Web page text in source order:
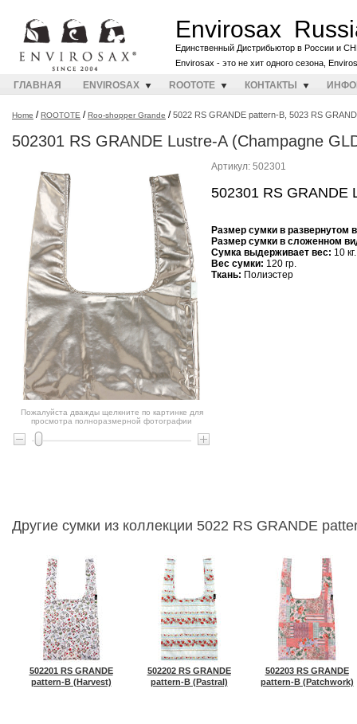
Envirosax
Единственный Дистрибьютор в России и
Envirosax - это не хит одного сезона,
ГЛАВНАЯ ENVIROSAX ROOTOTE КОНТАКТЫ
Home /ROOTOTE /Roo-shopper Grande /5022 RS GRANDE pattern-B, 5023 RS
502301 RS GRANDE Lustre-A (Champagne
Пожалуйста дважды щелкните по картинке для
просмотра полноразмерной фотографии
Артикул: 502301
502301 RS GRANDE
Размер сумки в развернутом
Размер сумки в сложенном
Cумка выдерживает вес: 10 кг.
Вес сумки: 120 гр.
Ткань: Полиэстер
Другие сумки из коллекции 5022 RS GRANDE
502201 RS GRANDE
pattern-B (Harvest)
502202 RS GRANDE
pattern-B (Pastral)
502203 RS GRANDE
pattern-B (Patchwork)